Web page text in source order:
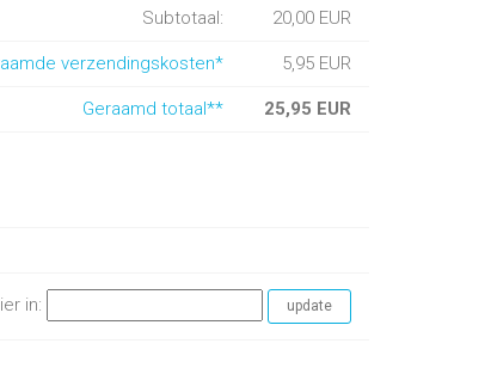
Subtotaal: 20,00 EUR
verzendingskosten* 5,95 EUR
Geraamd totaal** 25,95 EUR
in: